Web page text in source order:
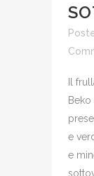
Il
e
e